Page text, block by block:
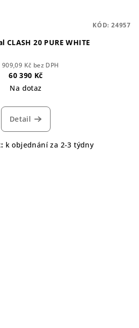
CLASH 20 PURE WHITE
909,09 Kč bez DPH
60 390 Kč
Na dotaz
Detail
k objednání za 2-3 týdny
KÓD: 24957